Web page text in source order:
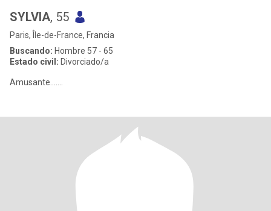
SYLVIA, 55
Paris, Île-de-France, Francia
Buscando: Hombre 57 - 65
Estado civil: Divorciado/a
Amusante.......